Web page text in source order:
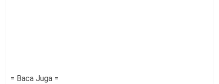
= Baca Juga =